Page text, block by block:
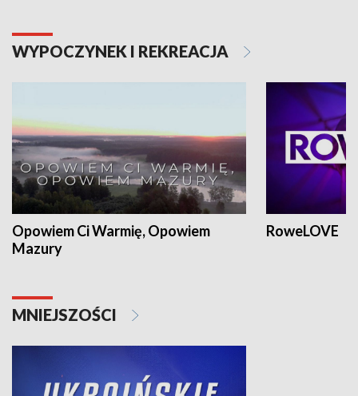
WYPOCZYNEK I REKREACJA
Opowiem Ci Warmię, Opowiem
Mazury
RoweLOVE
MNIEJSZOŚCI